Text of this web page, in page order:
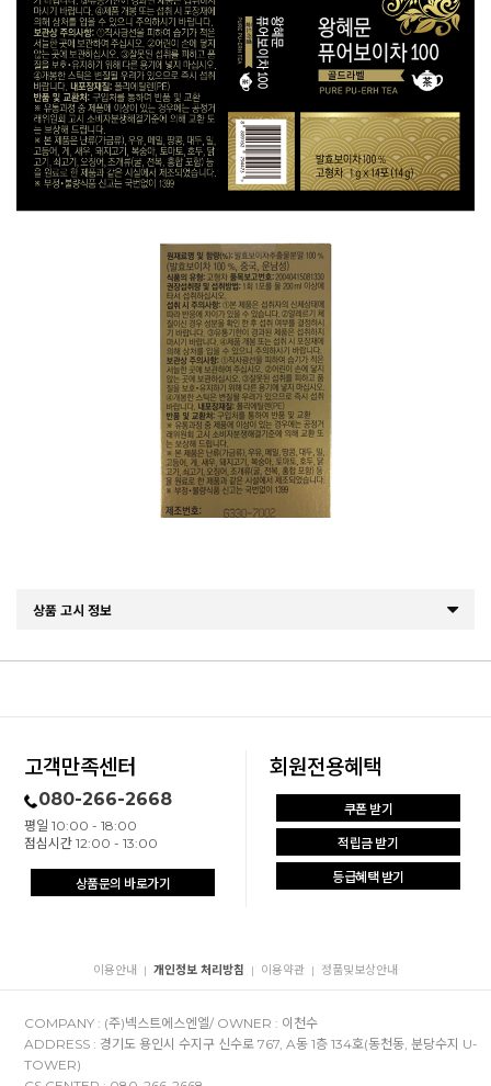
상품 고시 정보
고객만족센터
080-266-2668
평일 10:00 - 18:00
점심시간 12:00 - 13:00
상품문의 바로가기
회원전용혜택
쿠폰 받기
적립금 받기
등급혜택 받기
이용안내 | 개인정보 처리방침 | 이용약관 | 정품및보상안내
COMPANY : (주)넥스트에스엔엘/ OWNER : 이천수
ADDRESS : 경기도 용인시 수지구 신수로 767, A동 1층 134호(동천동, 분당수지 U-
TOWER)